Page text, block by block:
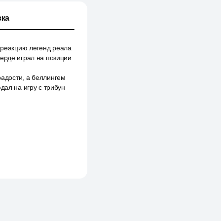
легенд реала
играл на позиции
а беллингем
на игру с трибун